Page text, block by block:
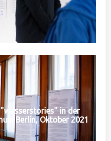
in der
Berlin, Oktober 2021